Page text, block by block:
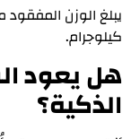
كيلوجرام.
هل يعود
الذكية؟